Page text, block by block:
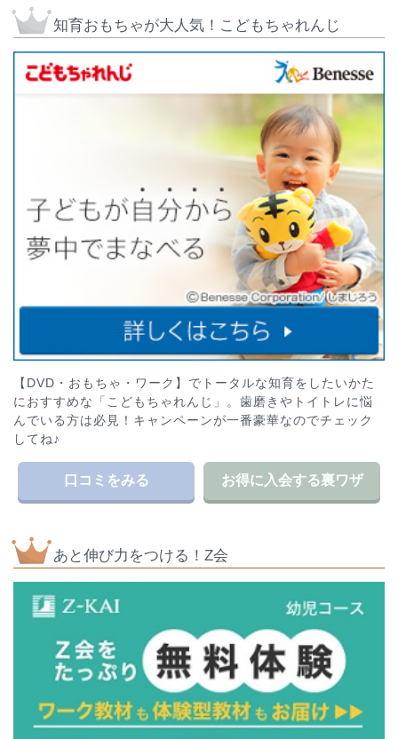
知育おもちゃが大人気！こどもちゃれんじ
【DVD・おもちゃ・ワーク】でトータルな知育をしたいかた
におすすめな「こどもちゃれんじ」。歯磨きやトイトレに悩
んでいる方は必見！キャンペーンが一番豪華なのでチェック
してね♪
口コミをみる お得に入会する裏ワザ
あと伸び力をつける！Z会